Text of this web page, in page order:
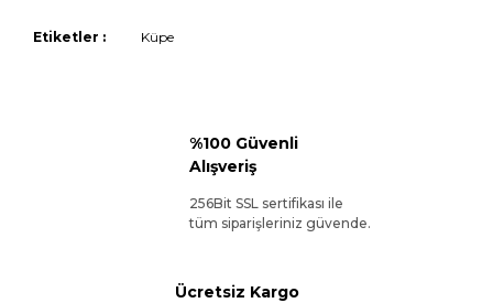
Etiketler : Küpe
%100 Güvenli
Alışveriş
256Bit SSL sertifikası ile
tüm siparişleriniz güvende.
Ücretsiz Kargo